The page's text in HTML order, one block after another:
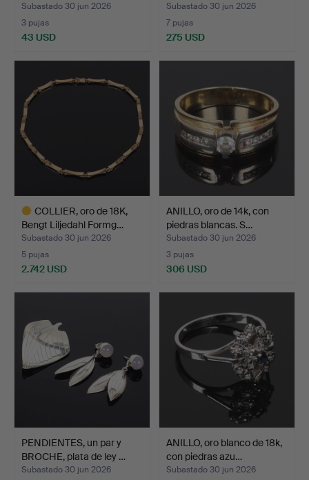
Subastado 30 jun 2026
3 pujas
43 USD
Subastado 30 jun 2026
7 pujas
275 USD
COLLIER, oro de 18K,
Bengt Liljedahl Formg…
Subastado 30 jun 2026
5 pujas
2.742 USD
ANILLO, oro de 14k, con
piedras blancas. S…
Subastado 30 jun 2026
3 pujas
306 USD
PENDIENTES, un par y
BROCHE, plata de ley …
Subastado 30 jun 2026
ANILLO, oro blanco de 18k,
con piedras azu…
Subastado 30 jun 2026